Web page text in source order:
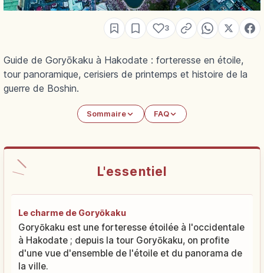
3
Guide de Goryōkaku à Hakodate : forteresse en étoile,
tour panoramique, cerisiers de printemps et histoire de la
guerre de Boshin.
Sommaire FAQ
L'essentiel
Le charme de Goryōkaku
Goryōkaku est une forteresse étoilée à l'occidentale
à Hakodate ; depuis la tour Goryōkaku, on profite
d'une vue d'ensemble de l'étoile et du panorama de
la ville.